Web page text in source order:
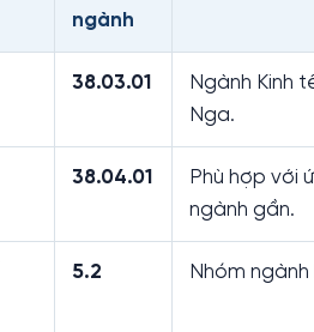
ngành
38.03.01
Ngành Kinh
Nga.
38.04.01
Phù hợp với
ngành gần.
5.2 Nhóm